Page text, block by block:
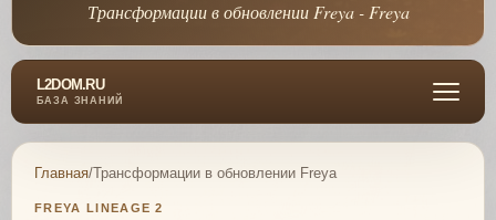
Трансформации в обновлении Freya - Freya
L2DOM.RU
БАЗА ЗНАНИЙ
Главная/Трансформации в обновлении Freya
FREYA LINEAGE 2